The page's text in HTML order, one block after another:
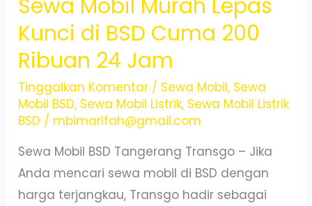
Tangerang
–
Siap
24
Jam
Antar
Jemput
Sewa Mobil Murah Lepas
Kunci di BSD Cuma 200
Ribuan 24 Jam
Tinggalkan Komentar / Sewa Mobil, Sewa
Mobil BSD, Sewa Mobil Listrik, Sewa Mobil Listrik
BSD / mbimarifah@gmail.com
Sewa Mobil BSD Tangerang Transgo – Jika
Anda mencari sewa mobil di BSD dengan
harga terjangkau, Transgo hadir sebagai